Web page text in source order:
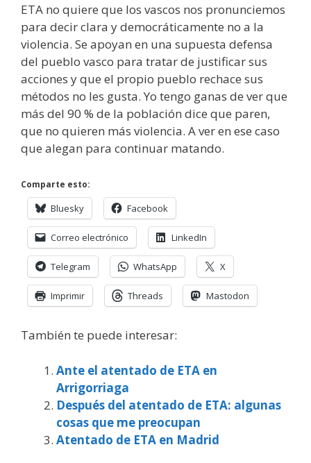
ETA no quiere que los vascos nos pronunciemos
para decir clara y democráticamente no a la
violencia. Se apoyan en una supuesta defensa
del pueblo vasco para tratar de justificar sus
acciones y que el propio pueblo rechace sus
métodos no les gusta. Yo tengo ganas de ver que
más del 90 % de la población dice que paren,
que no quieren más violencia. A ver en ese caso
que alegan para continuar matando.
Comparte esto:
Bluesky Facebook
Correo electrónico LinkedIn
Telegram WhatsApp X
Imprimir Threads Mastodon
También te puede interesar:
Ante el atentado de ETA en
Arrigorriaga
Después del atentado de ETA: algunas
cosas que me preocupan
Atentado de ETA en Madrid